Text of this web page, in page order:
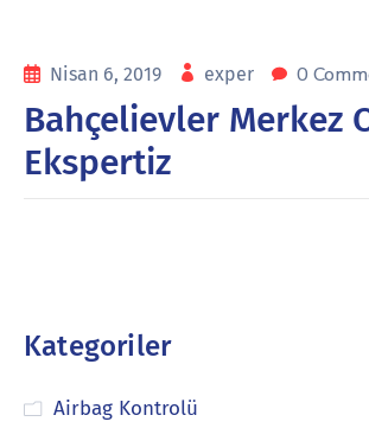
Nisan 6, 2019 exper 0
Bahçelievler Merkez
Ekspertiz
Kategoriler
Airbag Kontrolü